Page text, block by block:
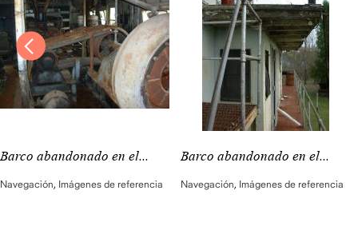
Barco abandonado en el...
Navegación, Imágenes de referencia
Barco abandonado en el...
Navegación, Imágenes de referencia